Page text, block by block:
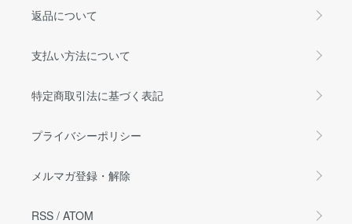
返品について
支払い方法について
特定商取引法に基づく表記
プライバシーポリシー
メルマガ登録・解除
RSS / ATOM